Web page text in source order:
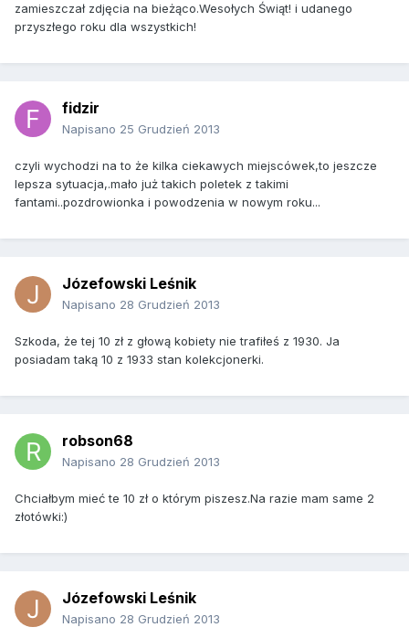
zamieszczał zdjęcia na bieżąco.Wesołych Świąt! i udanego
przyszłego roku dla wszystkich!
fidzir
Napisano 25 Grudzień 2013
czyli wychodzi na to że kilka ciekawych miejscówek,to jeszcze
lepsza sytuacja,.mało już takich poletek z takimi
fantami..pozdrowionka i powodzenia w nowym roku...
Józefowski Leśnik
Napisano 28 Grudzień 2013
Szkoda, że tej 10 zł z głową kobiety nie trafiłeś z 1930. Ja
posiadam taką 10 z 1933 stan kolekcjonerki.
robson68
Napisano 28 Grudzień 2013
Chciałbym mieć te 10 zł o którym piszesz.Na razie mam same 2
złotówki:)
Józefowski Leśnik
Napisano 28 Grudzień 2013